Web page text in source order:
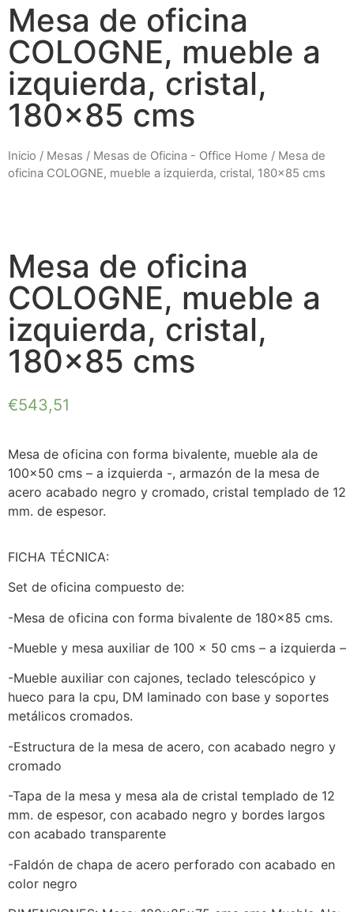
Mesa de oficina
COLOGNE, mueble a
izquierda, cristal,
180x85 cms
Inicio / Mesas / Mesas de Oficina - Office Home / Mesa de
oficina COLOGNE, mueble a izquierda, cristal, 180×85 cms
Mesa de oficina
COLOGNE, mueble a
izquierda, cristal,
180x85 cms
€543,51
Mesa de oficina con forma bivalente, mueble ala de
100×50 cms – a izquierda -, armazón de la mesa de
acero acabado negro y cromado, cristal templado de 12
mm. de espesor.
FICHA TÉCNICA:
Set de oficina compuesto de:
-Mesa de oficina con forma bivalente de 180×85 cms.
-Mueble y mesa auxiliar de 100 x 50 cms – a izquierda –
-Mueble auxiliar con cajones, teclado telescópico y
hueco para la cpu, DM laminado con base y soportes
metálicos cromados.
-Estructura de la mesa de acero, con acabado negro y
cromado
-Tapa de la mesa y mesa ala de cristal templado de 12
mm. de espesor, con acabado negro y bordes largos
con acabado transparente
-Faldón de chapa de acero perforado con acabado en
color negro